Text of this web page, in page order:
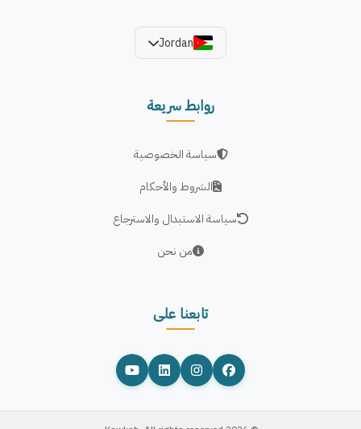
Jordan
روابط سريعة
سياسة الخصوصية
الشروط والأحكام
سياسة الاستبدال والاسترجاع
من نحن
تابعنا على